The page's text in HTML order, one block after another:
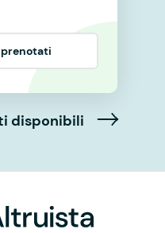
prenotati
disponibili